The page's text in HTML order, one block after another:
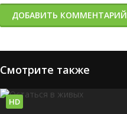
ДОБАВИТЬ КОММЕНТАРИЙ
Смотрите также
HD